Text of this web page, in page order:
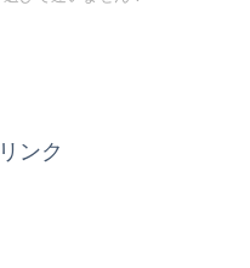
ンク